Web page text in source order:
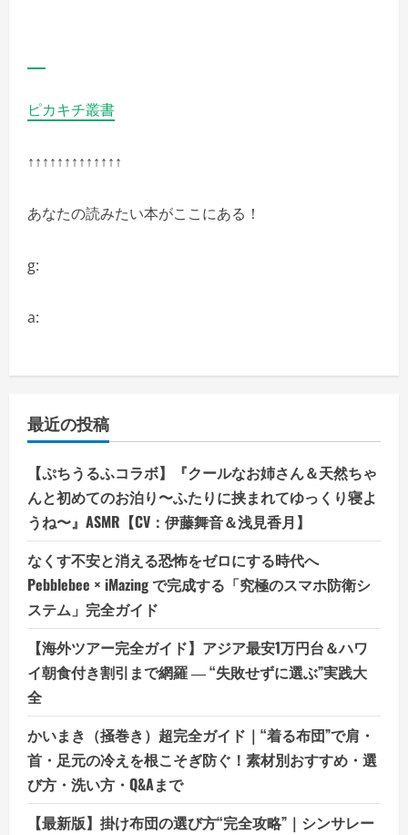
ピカキチ叢書
↑↑↑↑↑↑↑↑↑↑↑↑↑
あなたの読みたい本がここにある！
g:
a:
最近の投稿
【ぷちうるふコラボ】『クールなお姉さん＆天然ちゃ
んと初めてのお泊り〜ふたりに挟まれてゆっくり寝よ
うね〜』ASMR【CV：伊藤舞音＆浅見香月】
なくす不安と消える恐怖をゼロにする時代へ
Pebblebee × iMazing で完成する「究極のスマホ防衛シ
ステム」完全ガイド
【海外ツアー完全ガイド】アジア最安1万円台＆ハワ
イ朝食付き割引まで網羅 ― “失敗せずに選ぶ”実践大
全
かいまき（掻巻き）超完全ガイド｜“着る布団”で肩・
首・足元の冷えを根こそぎ防ぐ！素材別おすすめ・選
び方・洗い方・Q&Aまで
【最新版】掛け布団の選び方“完全攻略”｜シンサレー